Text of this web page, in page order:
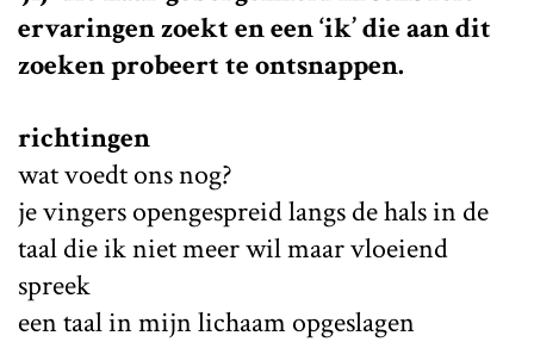
ervaringen zoekt en een ‘ik’ die aan dit
zoeken probeert te ontsnappen.
richtingen
wat voedt ons nog?
je vingers opengespreid langs de hals in de
taal die ik niet meer wil maar vloeiend
spreek
een taal in mijn lichaam opgeslagen